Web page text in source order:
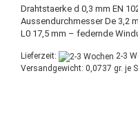
Drahtstaerke d 0,3 mm EN
Aussendurchmesser De 3,2
L0 17,5 mm – federnde
Lieferzeit: 2-3
Versandgewicht: 0,0737 gr. je